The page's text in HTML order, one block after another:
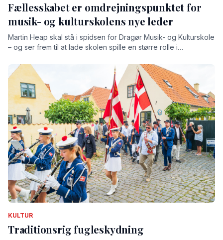
Fællesskabet er omdrejningspunktet for
musik- og kulturskolens nye leder
Martin Heap skal stå i spidsen for Dragør Musik- og Kulturskole
– og ser frem til at lade skolen spille en større rolle i
KULTUR
Traditionsrig fugleskydning